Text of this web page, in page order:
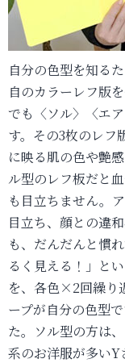
自分の色型を知る
自のカラーレフ版
でも〈ソル〉〈エ
す。その3枚のレフ
に映る肌の色や艶
ル型のレフ板だと
も目立ちません。
目立ち、顔との違
も、だんだんと慣
るく見える！」と
を、各色×2回繰り
ープが自分の色型
た。ソル型の方は
系のお洋服が多い